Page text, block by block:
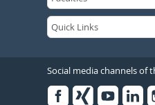
Social media channels of